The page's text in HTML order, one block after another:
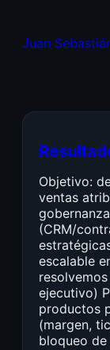
Juan
Objetivo:
ventas
(CRM/
escalable
ejecutivo)
productos
(margen,
bloqueo